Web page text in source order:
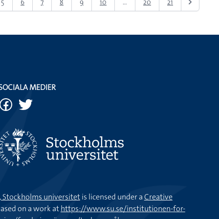
5 6 7 8 9 10 ... 20 21
MEDIER
universitetis licensed under aCreative
on a work athttps://www.su.se/institutionen-for-